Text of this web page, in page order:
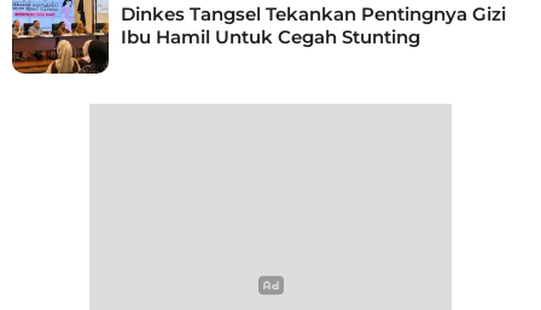
Dinkes Tangsel Tekankan Pentingnya Gizi
Ibu Hamil Untuk Cegah Stunting